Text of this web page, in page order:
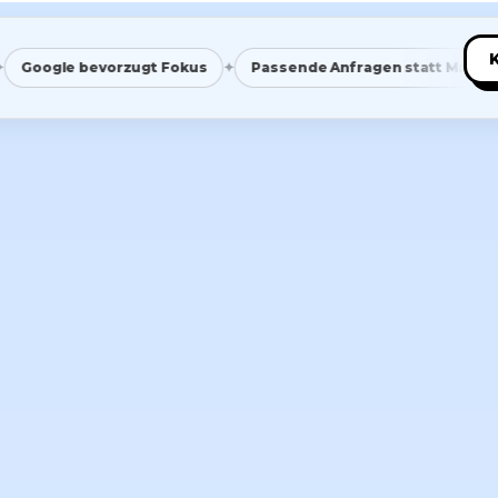
bevorzugt Fokus ✦ Passende Anfragen statt Masse ✦